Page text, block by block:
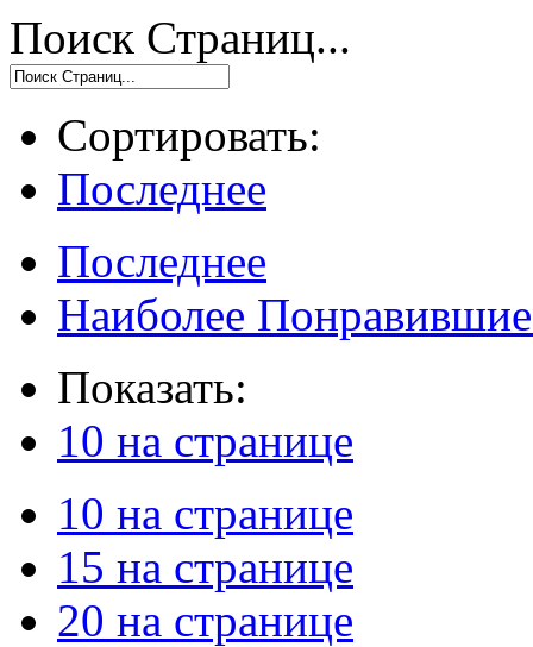
Поиск Страниц...
Сортировать:
Последнее
Последнее
Наиболее
Показать:
10 на странице
10 на странице
15 на странице
20 на странице